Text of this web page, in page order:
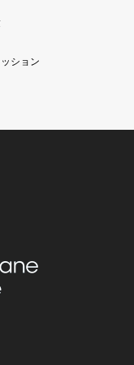
ション